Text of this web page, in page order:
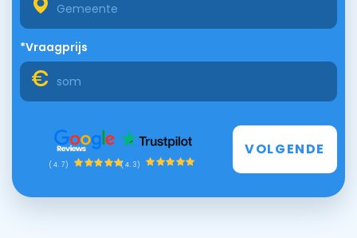
*Vraagprijs
(4.7) (4.3)
VOLGENDE